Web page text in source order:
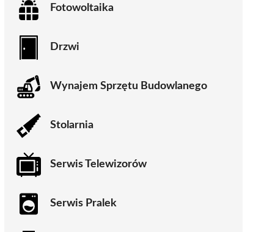
Fotowoltaika
Drzwi
Wynajem Sprzętu Budowlanego
Stolarnia
Serwis Telewizorów
Serwis Pralek